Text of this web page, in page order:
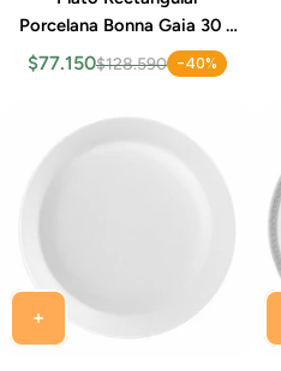
Porcelana Bonna Gaia 30 x
12 cm Set 6 Piezas
$77.150$128.590 -40%